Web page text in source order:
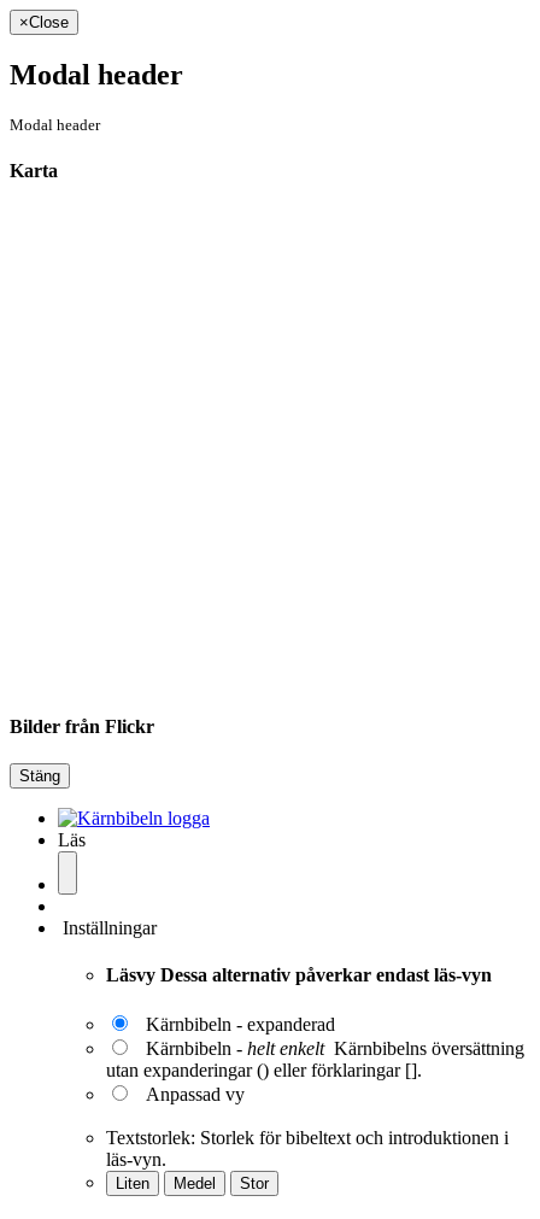
×Close
Modal header
Modal header
Karta
Bilder från Flickr
Stäng
Läs
Inställningar
Läsvy Dessa alternativ påverkar endast läs-vyn
Kärnbibeln - expanderad
Kärnbibeln - helt enkelt Kärnbibelns översättning
utan expanderingar () eller förklaringar [].
Anpassad vy
Textstorlek: Storlek för bibeltext och introduktionen i
läs-vyn.
Liten Medel Stor